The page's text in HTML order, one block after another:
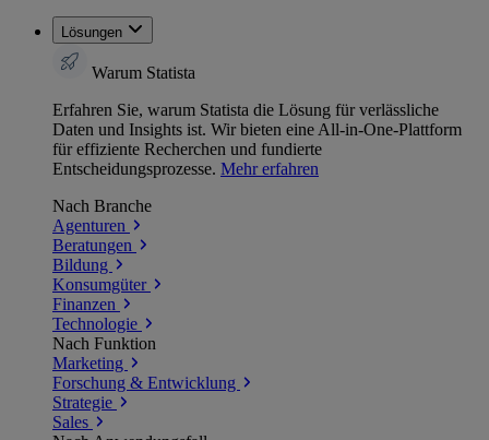
Lösungen
Warum Statista
Erfahren Sie, warum Statista die Lösung für verlässliche
Daten und Insights ist. Wir bieten eine All-in-One-Plattform
für effiziente Recherchen und fundierte
Entscheidungsprozesse. Mehr erfahren
Nach Branche
Agenturen
Beratungen
Bildung
Konsumgüter
Finanzen
Technologie
Nach Funktion
Marketing
Forschung & Entwicklung
Strategie
Sales